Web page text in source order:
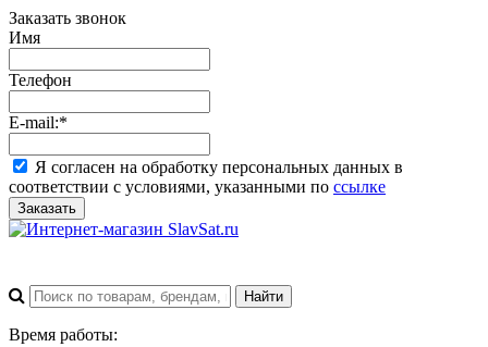
Заказать звонок
Имя
Телефон
E-mail:*
Я согласен на обработку персональных данных в
соответствии с условиями, указанными по ссылке
Заказать
Время работы: